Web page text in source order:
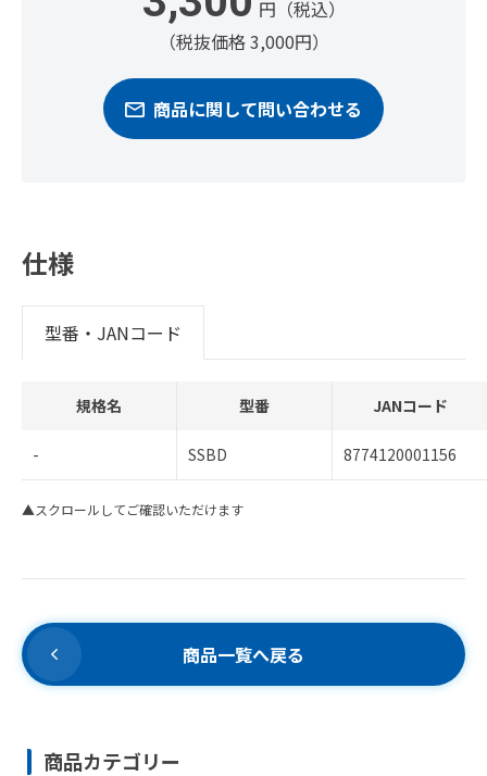
円（税込）
（税抜価格 3,000円）
商品に関して問い合わせる
仕様
型番・JANコード
規格名 型番 JANコード
- SSBD 8774120001156
▲スクロールしてご確認いただけます
商品一覧へ戻る
商品カテゴリー